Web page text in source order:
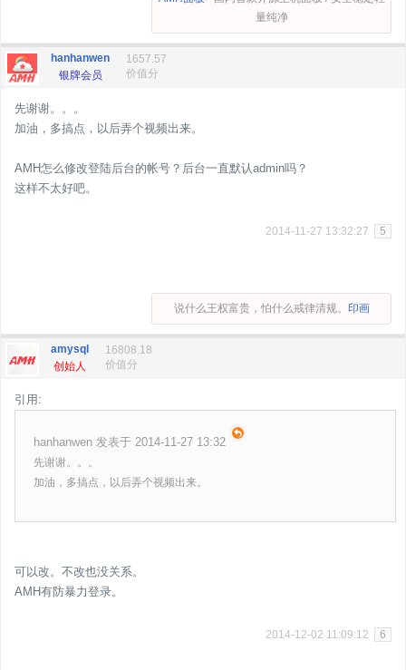
量纯净
hanhanwen
银牌会员
1657.57
价值分
先谢谢。。。
加油，多搞点，以后弄个视频出来。
AMH怎么修改登陆后台的帐号？后台一直默认admin吗？
这样不太好吧。
2014-11-27 13:32:27 5
说什么王权富贵，怕什么戒律清规。 印画
amysql
创始人
16808.18
价值分
引用:
hanhanwen 发表于 2014-11-27 13:32
先谢谢。。。
加油，多搞点，以后弄个视频出来。
可以改。不改也没关系。
AMH有防暴力登录。
2014-12-02 11:09:12 6